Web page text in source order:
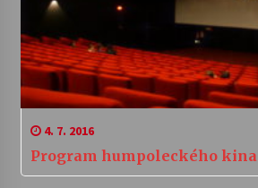
4. 7. 2016
Program humpoleckého kina